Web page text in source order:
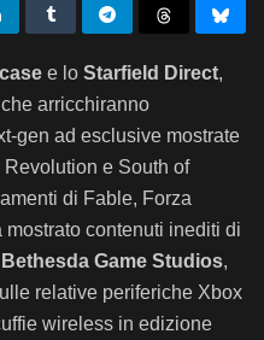
e lo Starfield Direct,
arricchiranno
gen ad esclusive mostrate
e South of
di Fable, Forza
mostrato contenuti inediti di
Bethesda Game Studios,
relative periferiche Xbox
wireless in edizione